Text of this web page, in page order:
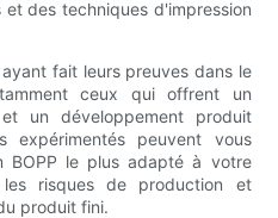
des techniques d'impression
fait leurs preuves dans le
ceux qui offrent un
un développement produit
expérimentés peuvent vous
le plus adapté à votre
les risques de production et
produit fini.